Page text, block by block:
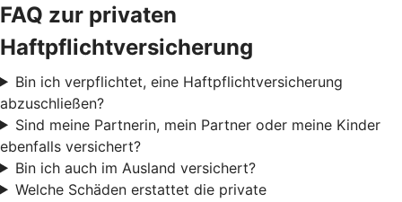
FAQ zur privaten
Haftpflichtversicherung
Bin ich verpflichtet, eine Haftpflichtversicherung
abzuschließen?
Sind meine Partnerin, mein Partner oder meine Kinder
ebenfalls versichert?
Bin ich auch im Ausland versichert?
Welche Schäden erstattet die private